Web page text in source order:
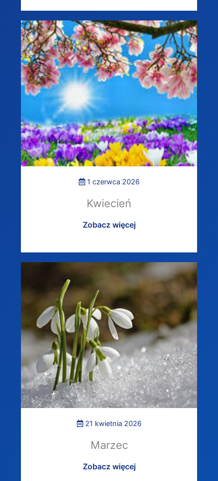
1 czerwca 2026
Kwiecień
Zobacz więcej
21 kwietnia 2026
Marzec
Zobacz więcej